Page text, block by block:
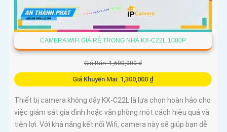
CAMERA WIFI GIÁ RẺ TRONG NHÀ KX-C22L 1080P
Giá Bán: 1,600,000 ₫
Giá Khuyến Mại: 1,300,000 ₫
Thiết bị camera không dây KX-C22L là lựa chọn hoàn hảo cho
việc giám sát gia đình hoặc văn phòng một cách hiệu quả và
tiện lợi. Với khả năng kết nối Wifi, camera này sẽ giúp bạn dễ